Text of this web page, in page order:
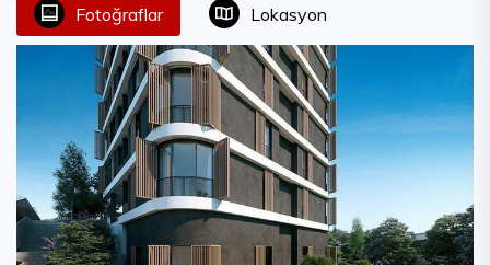
Fotoğraflar Lokasyon